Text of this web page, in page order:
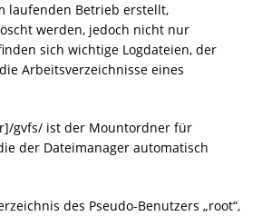
laufenden Betrieb erstellt,
werden, jedoch nicht nur
sich wichtige Logdateien, der
Arbeitsverzeichnisse eines
gvfs/ ist der Mountordner für
der Dateimanager automatisch
des Pseudo-Benutzers „root“,